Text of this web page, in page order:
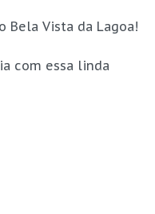
Bela Vista da Lagoa!
com essa linda